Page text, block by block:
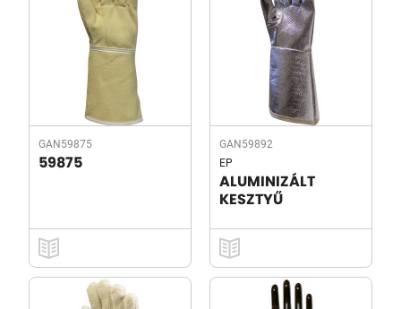
GAN59875
59875
GAN59892
EP
ALUMINIZÁLT
KESZTYŰ